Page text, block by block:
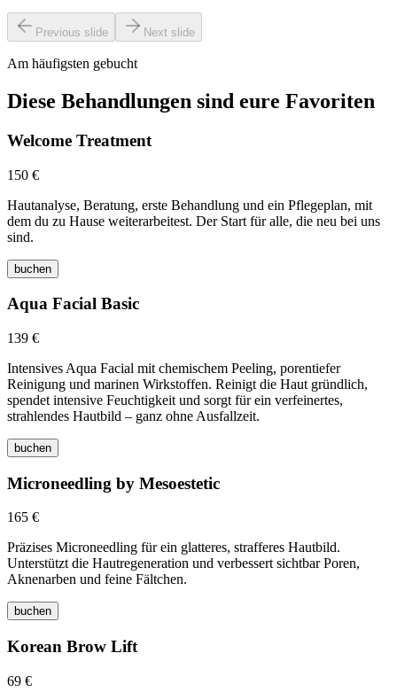
Previous slide Next slide
Am häufigsten gebucht
Diese Behandlungen sind eure Favoriten
Welcome Treatment
150 €
Hautanalyse, Beratung, erste Behandlung und ein Pflegeplan, mit
dem du zu Hause weiterarbeitest. Der Start für alle, die neu bei uns
sind.
buchen
Aqua Facial Basic
139 €
Intensives Aqua Facial mit chemischem Peeling, porentiefer
Reinigung und marinen Wirkstoffen. Reinigt die Haut gründlich,
spendet intensive Feuchtigkeit und sorgt für ein verfeinertes,
strahlendes Hautbild – ganz ohne Ausfallzeit.
buchen
Microneedling by Mesoestetic
165 €
Präzises Microneedling für ein glatteres, strafferes Hautbild.
Unterstützt die Hautregeneration und verbessert sichtbar Poren,
Aknenarben und feine Fältchen.
buchen
Korean Brow Lift
69 €